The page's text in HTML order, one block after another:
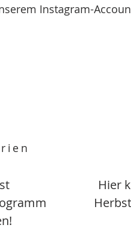
Instagram-
Hier